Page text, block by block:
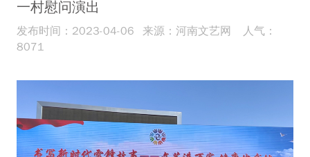
一村慰问演出
发布时间：2023-04-06 来源：河南文艺网
人气：
8071